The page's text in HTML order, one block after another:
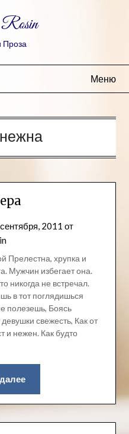
Проза
Меню
нежна
2011 от
Прелестна, хрупка и
Мужчин избегает она.
никогда не встречал.
в тот поглядишься
полезешь, Боясь
свежесть, Как от
и нежен. Как будто